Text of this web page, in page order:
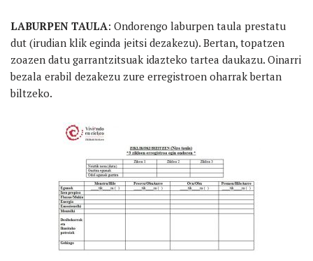
LABURPEN TAULA: Ondorengo laburpen taula prestatu
dut (irudian klik eginda jeitsi dezakezu). Bertan, topatzen
zoazen datu garrantzitsuak idazteko tartea daukazu. Oinarri
bezala erabil dezakezu zure erregistroen oharrak bertan
biltzeko.